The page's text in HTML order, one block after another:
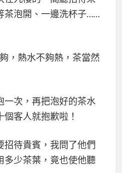
茶泡開、一邊洗杯子……
，熱水不夠熱，茶當然
一次，再把泡好的茶水
客人就抱歉啦！
招待貴賓，我問了他們
多少茶葉，竟也使他聽